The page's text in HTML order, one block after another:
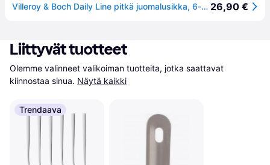
Villeroy & Boch Daily Line pitkä juomalusikka, 6-pakkaus 6-pakkaus 26,90 €
Liittyvät tuotteet
Olemme valinneet valikoiman tuotteita, jotka saattavat
kiinnostaa sinua. Näytä kaikki
Trendaava